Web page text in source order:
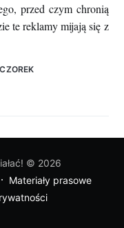
przed czym chronią
te reklamy mijają się z
© 2026
Materiały prasowe